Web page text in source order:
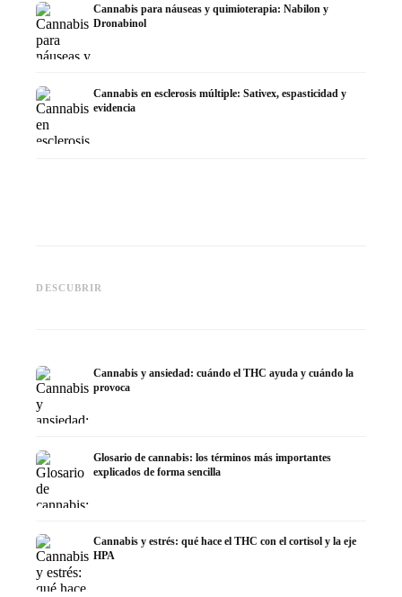
Cannabis para náuseas y quimioterapia: Nabilon y
Dronabinol
Cannabis en esclerosis múltiple: Sativex, espasticidad y
evidencia
DESCUBRIR
la investigación
Cannabis y ansiedad: cuándo el THC ayuda y cuándo la
provoca
Glosario de cannabis: los términos más importantes
explicados de forma sencilla
Cannabis y estrés: qué hace el THC con el cortisol y la eje
HPA